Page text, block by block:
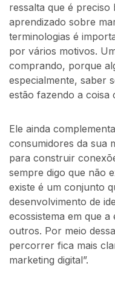
ressalta que é
aprendizado sobre
terminologias é
por vários motivos.
comprando, porque
especialmente, saber
estão fazendo a coisa
Ele ainda
consumidores da sua
para construir
sempre digo que não
existe é um conjunto
desenvolvimento de
ecossistema em que
outros. Por meio
percorrer fica mais
marketing digital”.